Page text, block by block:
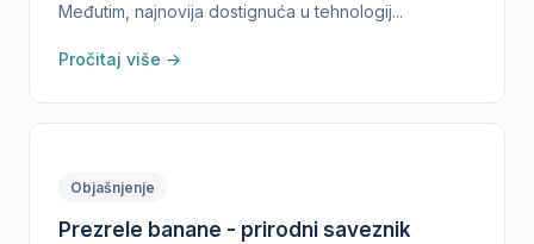
Međutim, najnovija dostignuća u tehnologij...
Pročitaj više →
Objašnjenje
Prezrele banane - prirodni saveznik